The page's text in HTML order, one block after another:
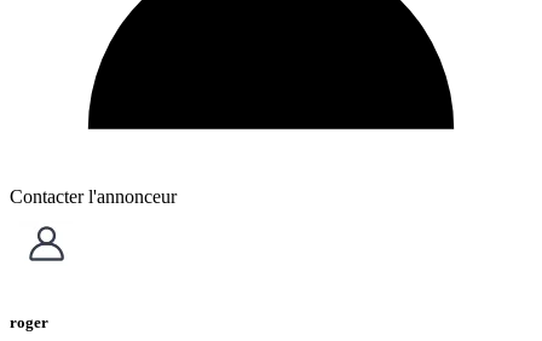
Contacter l'annonceur
roger